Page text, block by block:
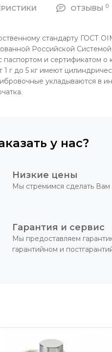
ОТЗЫВЫ 0
стандарту ГОСТ
Российской
и сертификатом о
г до 5 кг имеют
укладываются в
у нас?
Низкие цены
Мы стремимся сделать
Гарантия и сервис
Мы предоставляем
гарантийном и